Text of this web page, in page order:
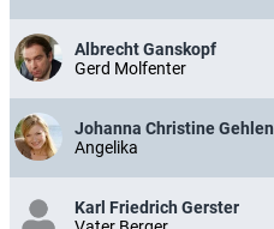
Albrecht Ganskopf
Gerd Molfenter
Johanna Christine Gehlen
Angelika
Karl Friedrich Gerster